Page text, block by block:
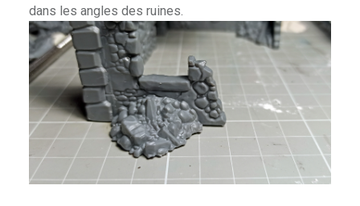
dans les angles des ruines.